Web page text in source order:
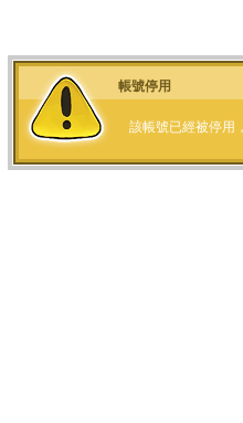
帳號停用
該帳號已經被停用